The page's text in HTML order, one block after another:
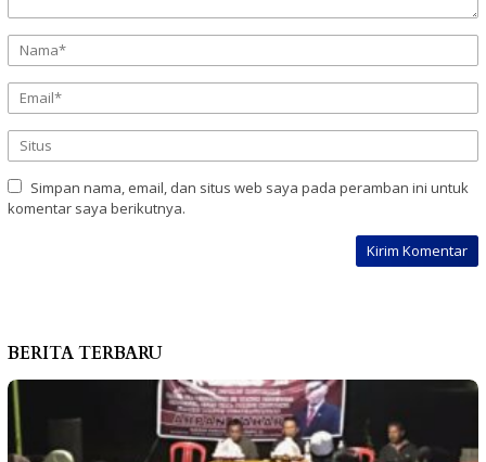
Simpan nama, email, dan situs web saya pada peramban ini untuk
komentar saya berikutnya.
BERITA TERBARU